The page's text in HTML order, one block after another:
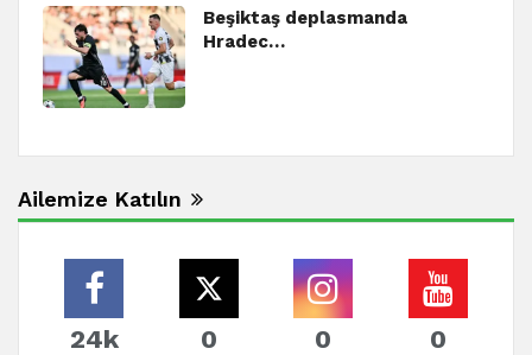
Beşiktaş deplasmanda
Hradec…
Ailemize Katılın
24k 0 0 0